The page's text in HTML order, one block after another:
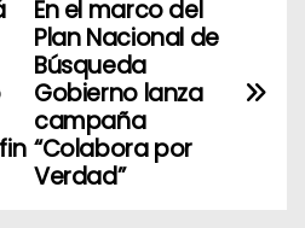
En el marco del
Plan Nacional de
Búsqueda
Gobierno lanza
campaña
“Colabora por
Verdad”